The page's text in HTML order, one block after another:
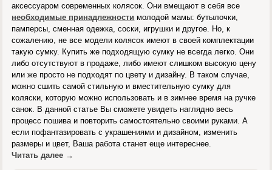
аксессуаром современных колясок. Они вмещают в себя все
необходимые принадлежности молодой мамы: бутылочки,
памперсы, сменная одежка, соски, игрушки и другое. Но, к
сожалению, не все модели колясок имеют в своей комплектации
такую сумку. Купить же подходящую сумку не всегда легко. Они
либо отсутствуют в продаже, либо имеют слишком высокую цену
или же просто не подходят по цвету и дизайну. В таком случае,
можно сшить самой стильную и вместительную сумку для
коляски, которую можно использовать и в зимнее время на ручке
санок. В данной статье Вы сможете увидеть наглядно весь
процесс пошива и повторить самостоятельно своими руками. А
если пофантазировать с украшениями и дизайном, изменить
размеры и цвет, Ваша работа станет еще интереснее.
Читать далее →